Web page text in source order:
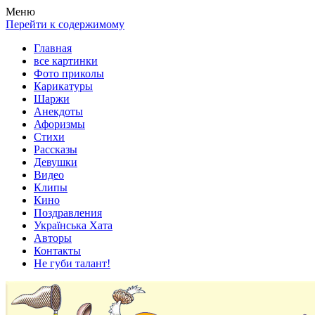
Весела хата — прикольные картинки, смешные истории, клипы!
Покажем всем ваши фото приколы, карикатуры, шаржи, стихи,
Меню
Перейти к содержимому
Главная
все картинки
Фото приколы
Карикатуры
Шаржи
Анекдоты
Афоризмы
Стихи
Рассказы
Девушки
Видео
Клипы
Кино
Поздравления
Українська Хата
Авторы
Контакты
Не губи талант!